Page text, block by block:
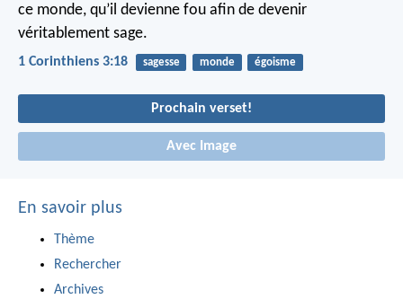
ce monde, qu’il devienne fou afin de devenir
véritablement sage.
1 Corinthiens 3:18 sagesse monde égoisme
Prochain verset!
Avec Image
En savoir plus
Thème
Rechercher
Archives